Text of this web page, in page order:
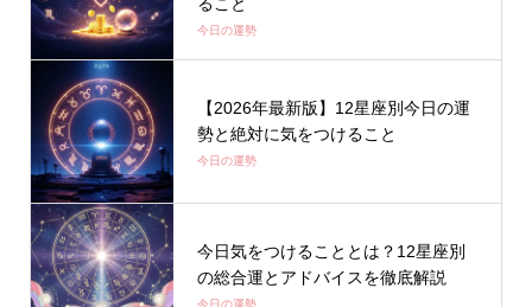
今日の運勢
【2026年最新版】12星座別今日の運
勢と絶対に気をつけること
今日の運勢
今日気をつけることとは？12星座別
の総合運とアドバイスを徹底解説
今日の運勢